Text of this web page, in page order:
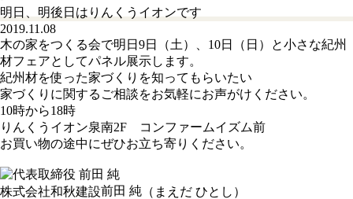
明日、明後日はりんくうイオンです
2019.11.08
木の家をつくる会で明日9日（土）、10日（日）と小さな紀州
材フェアとしてパネル展示します。
紀州材を使った家づくりを知ってもらいたい
家づくりに関するご相談をお気軽にお声がけください。
10時から18時
りんくうイオン泉南2F コンファームイズム前
お買い物の途中にぜひお立ち寄りください。
株式会社和秋建設前田 純 （まえだ ひとし）